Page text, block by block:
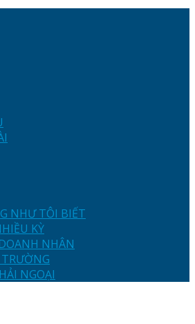
NHƯ TÔI BIẾT
KỲ
NHÂN
NGOẠI